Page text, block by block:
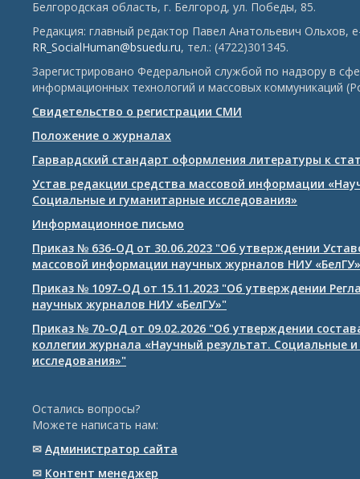
Белгородская область, г. Белгород, ул. Победы, 85.
Редакция: главный редактор Павел Анатольевич Ольхов,
RR_SocialHuman@bsuedu.ru, тел.: (4722)301345.
Зарегистрировано Федеральной службой по надзору в
информационных технологий и массовых коммуникаций
Свидетельство о регистрации СМИ
Положение о журналах
Гарвардский стандарт оформления литературы к
Устав редакции средства массовой информации
Социальные и гуманитарные исследования»
Информационное письмо
Приказ № 636-ОД от 30.06.2023 "Об утверждении
массовой информации научных журналов НИУ «БелГУ»
Приказ № 1097-ОД от 15.11.2023 "Об утверждении
научных журналов НИУ «БелГУ»"
Приказ № 70-ОД от 09.02.2026 "Об утверждении
коллегии журнала «Научный результат. Социальные
исследования»"
Остались вопросы?
Можете написать нам:
✉ Администратор сайта
✉ Контент менеджер